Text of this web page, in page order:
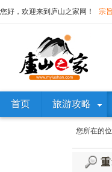
您好，欢迎来到庐山之家网！ 宗
首页 旅游攻略
您所在的位